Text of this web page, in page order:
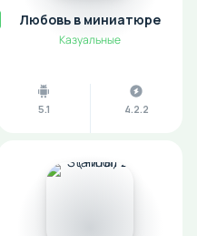
Любовь в миниатюре
Казуальные
5.1 4.2.2